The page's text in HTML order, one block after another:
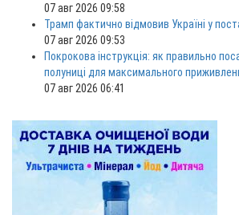
07 авг 2026 09:58
Трамп фактично відмовив Україні у
07 авг 2026 09:53
Покрокова інструкція: як правильно
полуниці для максимального
07 авг 2026 06:41